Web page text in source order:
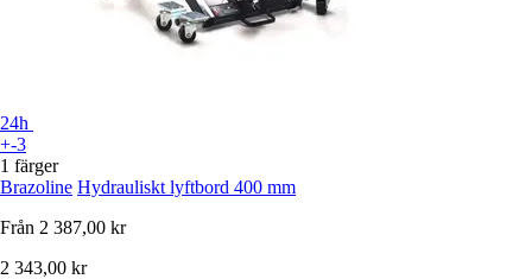
24h
+-3
1 färger
Brazoline Hydrauliskt lyftbord 400 mm
Från 2 387,00 kr
2 343,00 kr